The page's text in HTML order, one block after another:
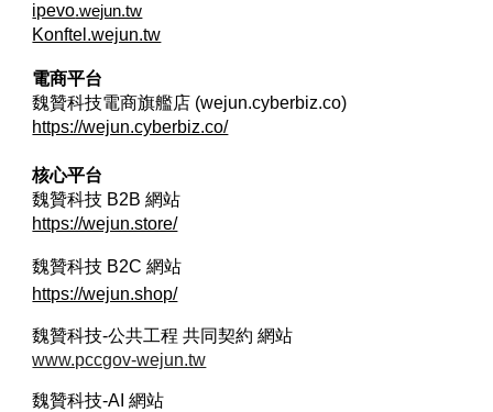
ipevo.wejun.tw
Konftel.wejun.tw
電商平台
魏贊科技電商旗艦店 (wejun.cyberbiz.co)
https://wejun.cyberbiz.co/
核心平台
魏贊科技 B2B網站
https://wejun.store/
魏贊科技 B2C網站
https://wejun.shop/
魏贊科技-公共工程 共同契約 網站
www.pccgov-wejun.tw
魏贊科技-AI 網站